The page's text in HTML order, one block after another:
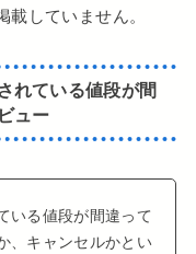
していません。
れている値段が間
ュー
いる値段が間違って
、キャンセルかとい